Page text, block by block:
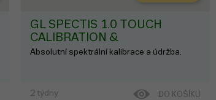
GL SPECTIS 1.0 TOUCH
CALIBRATION &
MAINTENANCE
Absolutní spektrální kalibrace a údržba.
2 týdny DO KOŠÍKU